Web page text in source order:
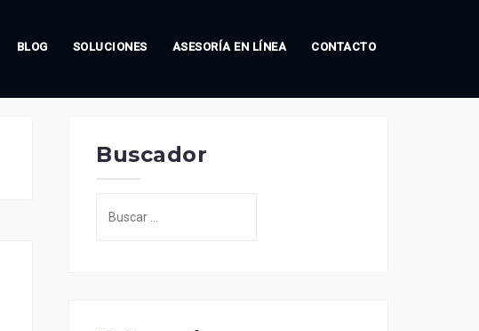
BLOG SOLUCIONES ASESORÍA EN LÍNEA CONTACTO
Buscador